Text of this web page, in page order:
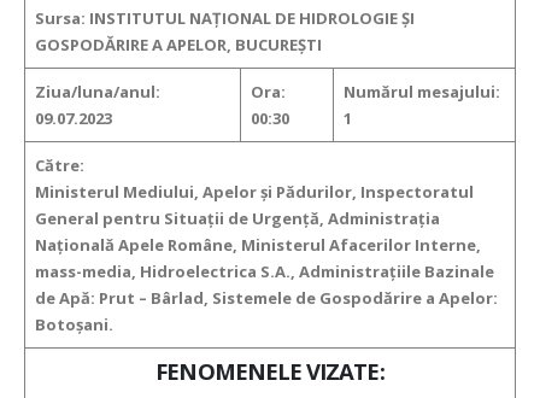
Sursa: INSTITUTUL NAȚIONAL DE HIDROLOGIE ȘI
GOSPODĂRIRE A APELOR, BUCUREȘTI
Ziua/luna/anul:
09.07.2023
Ora:
00:30
Numărul mesajului:
1
Către:
Ministerul Mediului, Apelor şi Pădurilor, Inspectoratul
General pentru Situaţii de Urgenţă, Administraţia
Naţională Apele Române, Ministerul Afacerilor Interne,
mass-media, Hidroelectrica S.A., Administraţiile Bazinale
de Apă: Prut – Bârlad, Sistemele de Gospodărire a Apelor:
Botoșani.
FENOMENELE VIZATE: